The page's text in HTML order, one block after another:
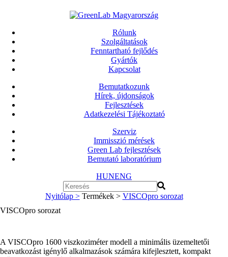
Rólunk
Szolgáltatások
Fenntartható fejlődés
Gyártók
Kapcsolat
Bemutatkozunk
Hírek, újdonságok
Fejlesztések
Adatkezelési Tájékoztató
Szerviz
Immisszió mérések
Green Lab fejlesztések
Bemutató laboratórium
HUNENG
Nyitólap > Termékek > VISCOpro sorozat
VISCOpro sorozat
A VISCOpro 1600 viszkoziméter modell a minimális üzemeltetői
beavatkozást igénylő alkalmazások számára kifejlesztett, kompakt